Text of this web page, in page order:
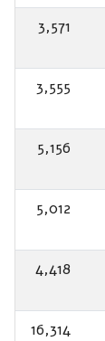
3,571
3,555
5,156
5,012
4,418
16,314